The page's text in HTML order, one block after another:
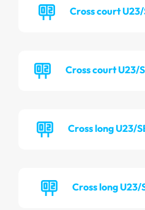
Cross court
Cross court U23/
Cross long U23/
Cross long